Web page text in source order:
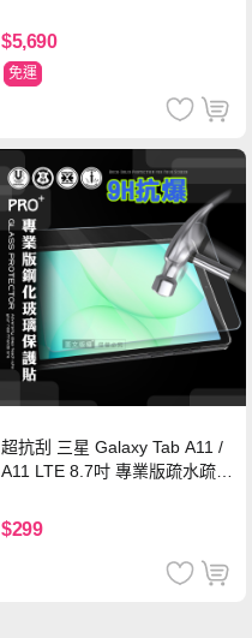
$5,690
免運
超抗刮 三星 Galaxy Tab A11 /
A11 LTE 8.7吋 專業版疏水疏油
$299